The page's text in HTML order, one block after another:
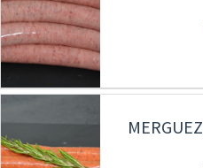
MERGUEZ